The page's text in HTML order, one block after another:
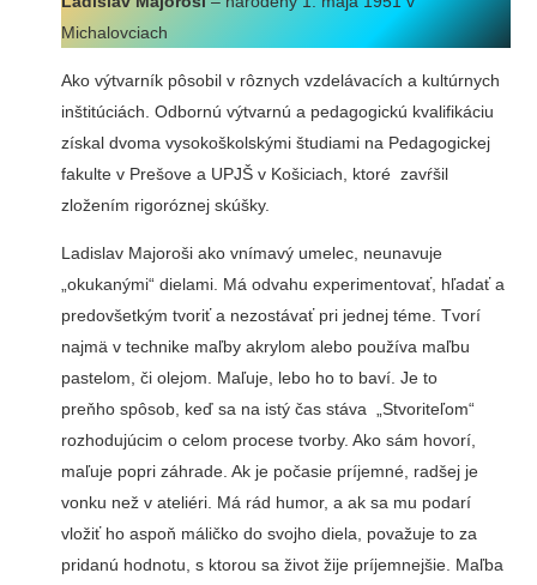
Michalovciach
Ako výtvarník pôsobil v rôznych vzdelávacích a kultúrnych
inštitúciách. Odbornú výtvarnú a pedagogickú kvalifikáciu
získal dvoma vysokoškolskými študiami na Pedagogickej
fakulte v Prešove a UPJŠ v Košiciach, ktoré zavŕšil
zložením rigoróznej skúšky.
Ladislav Majoroši ako vnímavý umelec, neunavuje
„okukanými“ dielami. Má odvahu experimentovať, hľadať a
predovšetkým tvoriť a nezostávať pri jednej téme. Tvorí
najmä v technike maľby akrylom alebo používa maľbu
pastelom, či olejom. Maľuje, lebo ho to baví. Je to
preňho spôsob, keď sa na istý čas stáva „Stvoriteľom“
rozhodujúcim o celom procese tvorby. Ako sám hovorí,
maľuje popri záhrade. Ak je počasie príjemné, radšej je
vonku než v ateliéri. Má rád humor, a ak sa mu podarí
vložiť ho aspoň máličko do svojho diela, považuje to za
pridanú hodnotu, s ktorou sa život žije príjemnejšie. Maľba